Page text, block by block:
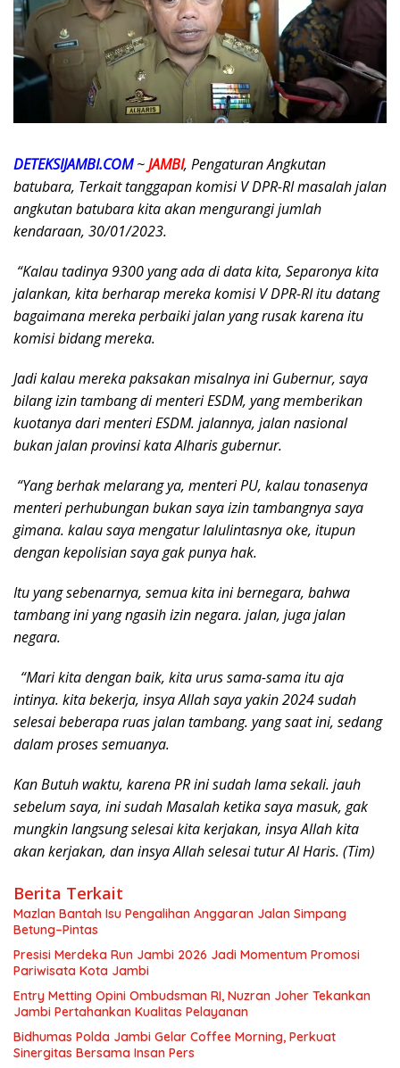
DETEKSIJAMBI.COM~JAMBI, Pengaturan Angkutan
batubara, Terkait tanggapan komisi V DPR-RI masalah jalan
angkutan batubara kitaakan mengurangi jumlah
kendaraan, 30/01/2023.
“Kalau tadinya 9300 yang ada di data kita, Separonya kita
jalankan, kita berharap mereka komisi V DPR-RI itu datang
bagaimana mereka perbaiki jalan yang rusak karena itu
komisi bidang mereka.
Jadi kalau mereka paksakan misalnya ini Gubernur, saya
bilang izin tambang di menteri ESDM, yang memberikan
kuotanya dari menteri ESDM. jalannya, jalan nasional
bukan jalan provinsi kata Alharis gubernur.
“Yang berhak melarang ya, menteri PU, kalau tonasenya
menteri perhubungan bukan saya izin tambangnya saya
gimana. kalau saya mengatur lalulintasnya oke, itupun
dengan kepolisian saya gak punya hak.
Itu yang sebenarnya, semua kita ini bernegara, bahwa
tambang ini yang ngasih izin negara. jalan, juga jalan
negara.
“Mari kita dengan baik, kita urus sama-sama itu aja
intinya. kita bekerja, insya Allah saya yakin 2024 sudah
selesai beberapa ruas jalan tambang. yang saat ini, sedang
dalam proses semuanya.
Kan Butuh waktu, karena PR ini sudah lama sekali. jauh
sebelum saya, ini sudah Masalah ketika saya masuk, gak
mungkin langsung selesai kita kerjakan, insya Allah kita
akan kerjakan, dan insya Allah selesai tutur Al Haris. (Tim)
Berita Terkait
Mazlan Bantah Isu Pengalihan Anggaran Jalan Simpang
Betung–Pintas
Presisi Merdeka Run Jambi 2026 Jadi Momentum Promosi
Pariwisata Kota Jambi
Entry Metting Opini Ombudsman RI, Nuzran Joher Tekankan
Jambi Pertahankan Kualitas Pelayanan
Bidhumas Polda Jambi Gelar Coffee Morning, Perkuat
Sinergitas Bersama Insan Pers